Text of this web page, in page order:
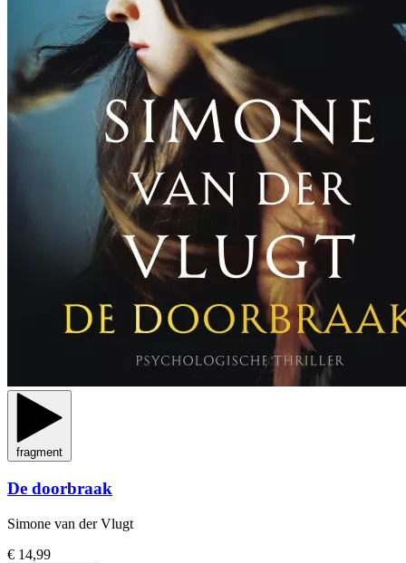
fragment
De doorbraak
Simone van der Vlugt
€ 14,99